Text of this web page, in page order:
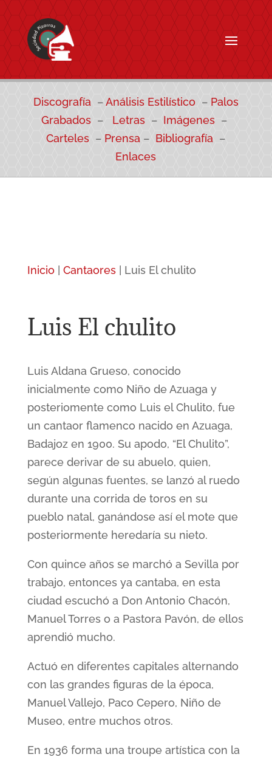
Discografía –Análisis Estilístico – Palos
Grabados – Letras – Imágenes –
Carteles – Prensa – Bibliografía –
Enlaces
Inicio Cantaores| Luis El chulito
Luis El chulito
Luis Aldana Grueso, conocido
inicialmente como Niño de Azuaga y
posteriomente como Luis el Chulito, fue
un cantaor flamenco nacido en Azuaga,
Badajoz en 1900. Su apodo, “El Chulito”,
parece derivar de su abuelo, quien,
según algunas fuentes, se lanzó al ruedo
durante una corrida de toros en su
pueblo natal, ganándose así el mote que
posteriormente heredaría su nieto.
Con quince años se marchó a Sevilla por
trabajo, entonces ya cantaba, en esta
ciudad escuchó a Don Antonio Chacón,
Manuel Torres o a Pastora Pavón, de ellos
aprendió mucho.
Actuó en diferentes capitales alternando
con las grandes figuras de la época,
Manuel Vallejo, Paco Cepero, Niño de
Museo, entre muchos otros.
En 1936 forma una troupe artística con la